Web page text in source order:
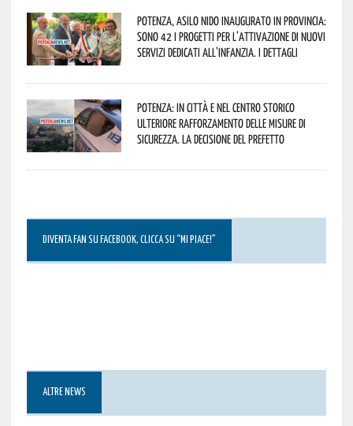
Potenza, asilo nido inaugurato in provincia:
sono 42 i progetti per l’attivazione di nuovi
servizi dedicati all’infanzia. I dettagli
Potenza: in città e nel centro storico
ulteriore rafforzamento delle misure di
sicurezza. La decisione del Prefetto
DIVENTA FAN SU FACEBOOK, CLICCA SU “MI PIACE!”
ALTRE NEWS